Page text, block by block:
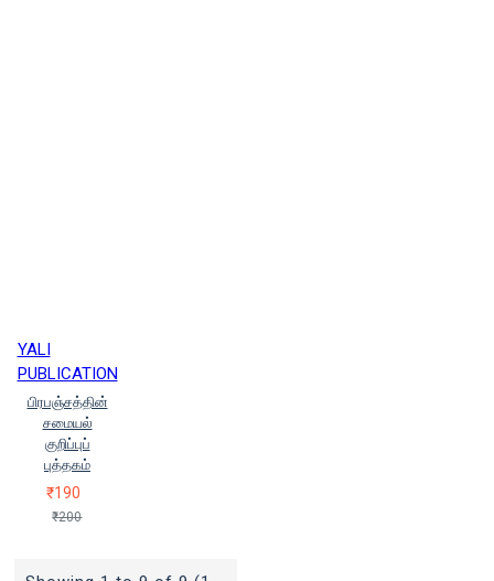
YALI
PUBLICATION
பிரபஞ்சத்தின்
சமையல்
குறிப்புப்
புத்தகம்
₹190
₹200